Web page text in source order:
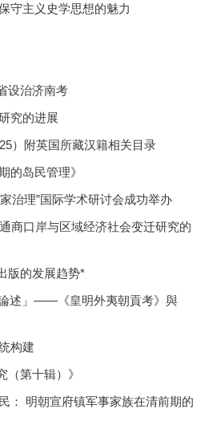
主义史学思想的魅力
设治济南考
究的进展
）附英国所藏汉籍相关目录
的岛民管理》
治理”国际学术研讨会成功举办
商口岸与区域经济社会变迁研究的
版的发展趋势*
述」——《皇明外夷朝貢考》與
构建
（第十辑）》
： 明朝宣府镇军事家族在清前期的